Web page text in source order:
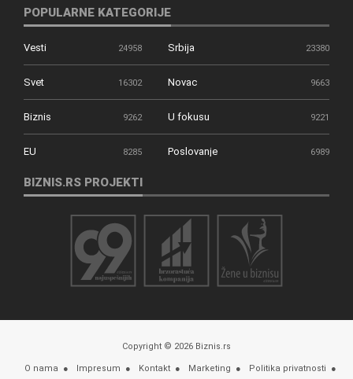
POPULARNE KATEGORIJE
Vesti 24958 Srbija 23380
Svet 16302 Novac 9663
Biznis 9262 U fokusu 9221
EU 8285 Poslovanje 6989
BIZNIS.RS PROJEKTI
Copyright © 2026 Biznis.rs
O nama Impresum Kontakt Marketing
Politika privatnosti